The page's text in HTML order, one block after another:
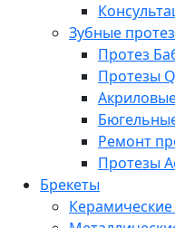
Зубные
Протез
Протезы
Ремонт
Протезы
Брекеты